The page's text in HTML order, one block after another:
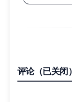
评论（已关闭）